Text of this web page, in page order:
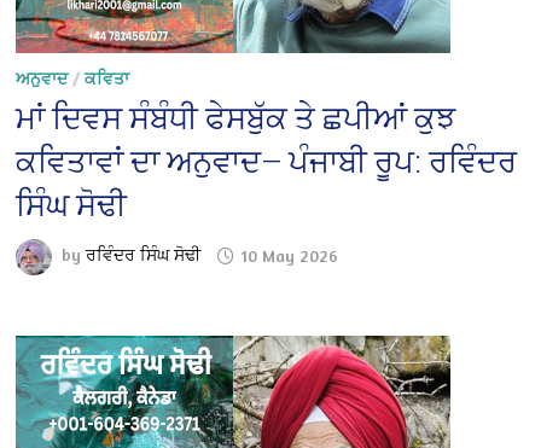
ਅਨੁਵਾਦ/ਕਵਿਤਾ
ਮਾਂ ਦਿਵਸ ਸੰਬੰਧੀ ਫੇਸਬੁੱਕ ਤੇ ਛਪੀਆਂ ਕੁਝ
ਕਵਿਤਾਵਾਂ ਦਾ ਅਨੁਵਾਦ— ਪੰਜਾਬੀ ਰੂਪ: ਰਵਿੰਦਰ
ਸਿੰਘ ਸੋਢੀ
byਰਵਿੰਦਰ ਸਿੰਘ ਸੋਢੀ 10 May 2026